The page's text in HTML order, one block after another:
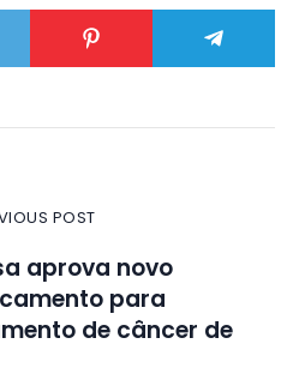
POST
aprova novo
para
de câncer de